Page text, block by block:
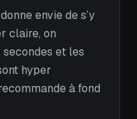
envie de s’y
claire, on
et les
hyper
à fond